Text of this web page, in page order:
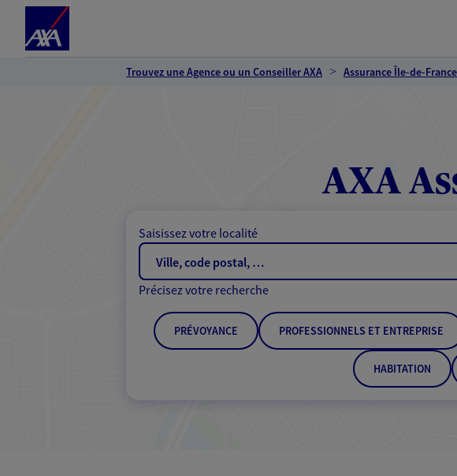
Trouvez une Agence ou un Conseiller AXA Assurance Île-de-France
AXA
Saisissez votre localité
Précisez votre recherche
PRÉVOYANCE PROFESSIONNELS ET ENTREPRISE
HABITATION